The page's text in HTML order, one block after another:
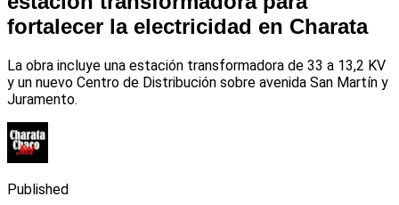
fortalecer la electricidad en Charata
La obra incluye una estación transformadora de 33 a 13,2 KV
y un nuevo Centro de Distribución sobre avenida San Martín y
Juramento.
Published